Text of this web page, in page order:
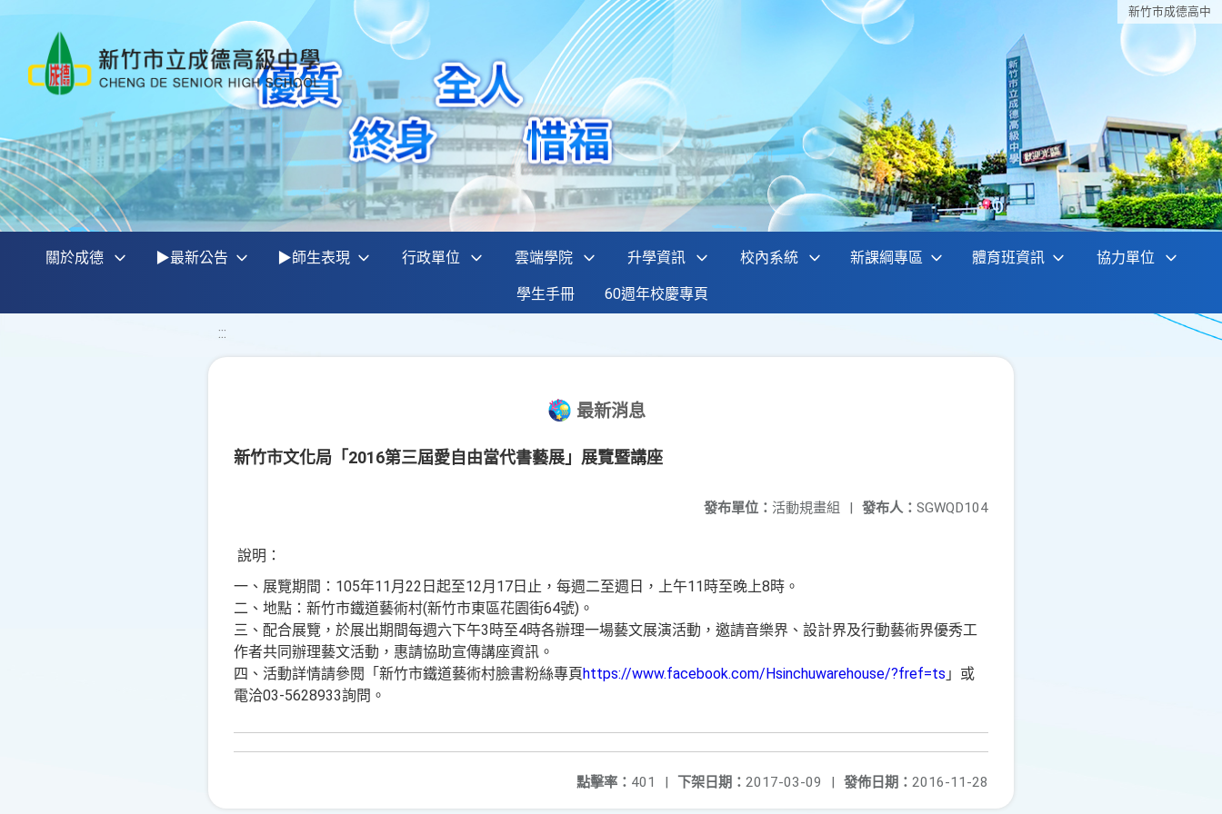
新竹巿成德高中
關於成德 ▶最新公告 ▶師生表現 行政單位 雲端學院 升學資訊 校內系統 新課綱專區 體育班資訊 協力單位
學生手冊 60週年校慶專頁
:::
最新消息
新竹市文化局「2016第三屆愛自由當代書藝展」展覽暨講座
發布人： SGWQD104
發布單位： 活動規畫組 |
說明：
一、展覽期間：105年11月22日起至12月17日止，每週二至週日，上午11時至晚上8時。
二、地點：新竹市鐵道藝術村(新竹市東區花園街64號)。
三、配合展覽，於展出期間每週六下午3時至4時各辦理一場藝文展演活動，邀請音樂界、設計界及行動藝術界優秀工
作者共同辦理藝文活動，惠請協助宣傳講座資訊。
四、活動詳情請參閱「新竹市鐵道藝術村臉書粉絲專頁https://www.facebook.com/Hsinchuwarehouse/?fref=ts 」或
電洽03-5628933詢問。
發佈日期： 2016-11-28
下架日期： 2017-03-09 |
點擊率： 401 |